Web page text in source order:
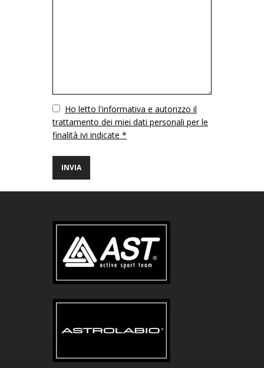
VuotoHo letto l'informativa e autorizzo il
trattamento dei miei dati personali per le
finalità ivi indicate *